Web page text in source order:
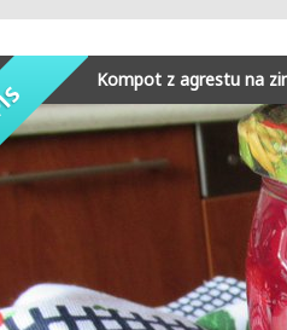
Kompot z agrestu na